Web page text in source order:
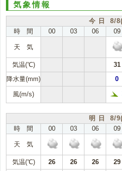
気象情報
今 日 8/
時 間
00 03 06 09
天 気
気温(℃) 31
降水量(mm)
0
風(m/s)
明 日 8/
時 間
00 03 06 09
天 気
気温(℃) 26 26 26 29